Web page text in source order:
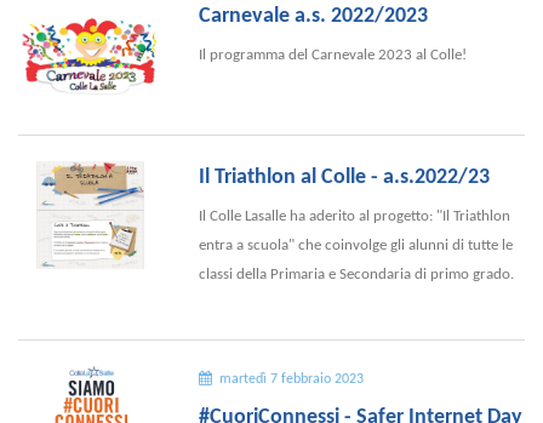
Carnevale a.s. 2022/2023
Il programma del Carnevale 2023 al Colle!
Il Triathlon al Colle - a.s.2022/23
Il Colle Lasalle ha aderito al progetto: "Il Triathlon
entra a scuola" che coinvolge gli alunni di tutte le
classi della Primaria e Secondaria di primo grado.
martedì 7 febbraio 2023
#CuoriConnessi - Safer Internet Day